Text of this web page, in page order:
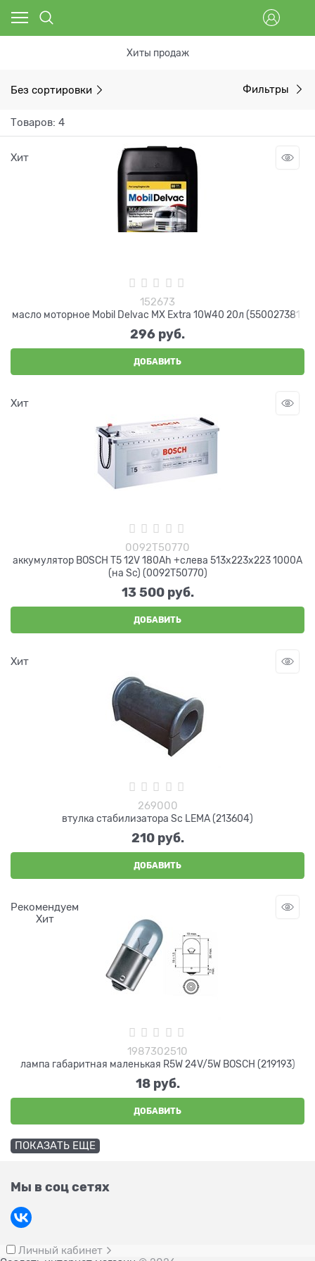
Хиты продаж
Без сортировки Фильтры
Товаров: 4
Хит
152673
масло моторное Mobil Delvac MX Extra 10W40 20л (550027381)
296 руб.
ДОБАВИТЬ
Хит
0092T50770
аккумулятор BOSCH T5 12V 180Ah +слева 513x223x223 1000A
(на Sc) (0092T50770)
13 500 руб.
ДОБАВИТЬ
Хит
269000
втулка стабилизатора Sc LEMA (213604)
210 руб.
ДОБАВИТЬ
Рекомендуем
Хит
1987302510
лампа габаритная маленькая R5W 24V/5W BOSCH (219193)
18 руб.
ДОБАВИТЬ
ПОКАЗАТЬ ЕЩЕ
Мы в соц сетях
Личный кабинет